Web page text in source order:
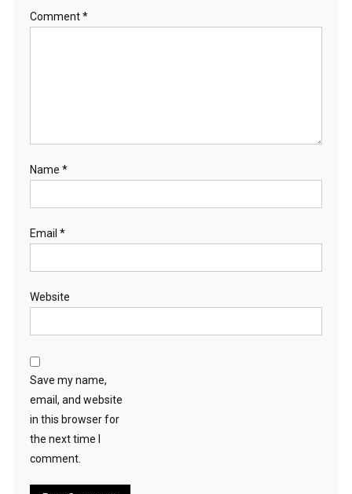
Comment*
Name *
Email *
Website
Save my name,
email, and website
in this browser for
the next time I
comment.